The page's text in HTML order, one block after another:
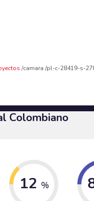
camara pl-c-28419-s-
Colombiano
12 %